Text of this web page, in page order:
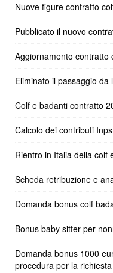
Nuove figure contratto
Pubblicato il nuovo
Aggiornamento contratto
Eliminato il passaggio da
Colf e badanti contratto
Calcolo dei contributi
Rientro in Italia della colf
Scheda retribuzione e
Domanda bonus colf
Bonus baby sitter per
Domanda bonus 1000
procedura per la